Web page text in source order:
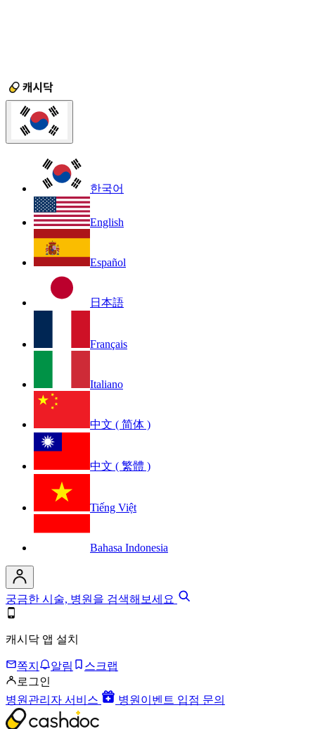
한국어
English
Español
日本語
Français
Italiano
中文 ( 简体 )
中文 ( 繁體 )
Tiếng Việt
Bahasa Indonesia
궁금한 시술, 병원을 검색해보세요
캐시닥 앱 설치
쪽지 알림
스크랩
로그인
병원관리자 서비스
병원이벤트 입점 문의